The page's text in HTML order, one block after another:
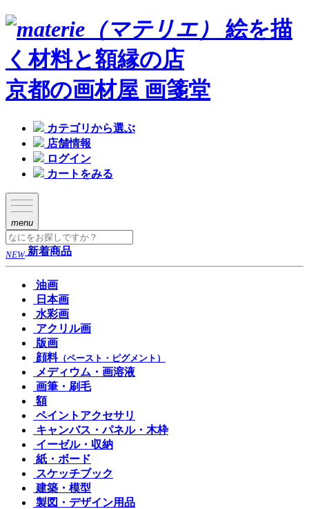
絵を描
く材料と額縁の店
京都の画材屋 画箋堂
カテゴリから選ぶ
店舗情報
ログイン
カートをみる
menu
NEW 新着商品
油画
日本画
水彩画
アクリル画
版画
顔料（ペースト・ピグメント）
メディウム・画溶液
画筆・刷毛
額
ペイントアクセサリ
キャンバス・パネル・木枠
イーゼル・収納
紙・ボード
スケッチブック
建築・模型
製図・デザイン用品